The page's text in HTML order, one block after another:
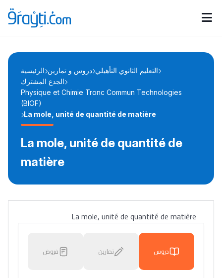
Catégories
d'actualités
Annonces bourses
الرئيسية دروس و تمارين التعليم الثانوي التأهيلي
الجدع المشترك
Physique et Chimie Tronc Commun Technologies
(BIOF)
La mole, unité de quantité de matière
La mole, unité de quantité de
matière
La mole, unité de quantité de matière
دروس تمارين فروض